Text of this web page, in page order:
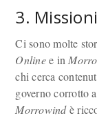
3. Missioni
Ci sono molte
Onlinee in
chi cerca
governo corrotto
Morrowindè